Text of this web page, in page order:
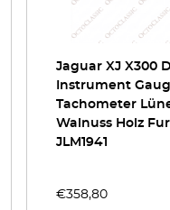
Jaguar XJ X300
Instrument
Tachometer
Walnuss Holz
JLM1941
€358,80